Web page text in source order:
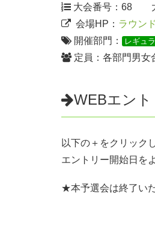
大会番号：68
会場HP： ラウン
開催部門：
レギュ
定員：各部門男女
WEBエント
以下の＋をクリック
エントリー開始日を
★本予選会は終了い